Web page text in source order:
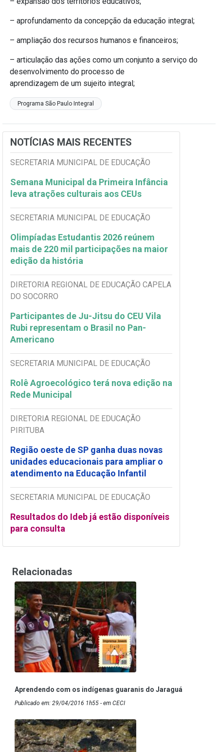
– aprofundamento da concepção da educação integral;
– ampliação dos recursos humanos e financeiros;
– articulação das ações como um conjunto a serviço do
desenvolvimento do processo de
aprendizagem de um sujeito integral;
Programa São Paulo Integral
NOTÍCIAS MAIS RECENTES
SECRETARIA MUNICIPAL DE EDUCAÇÃO
Semana Municipal da Primeira Infância
leva atrações culturais aos CEUs
SECRETARIA MUNICIPAL DE EDUCAÇÃO
Olimpíadas Estudantis 2026 reúnem
mais de 220 mil participações na maior
edição da história
DIRETORIA REGIONAL DE EDUCAÇÃO CAPELA
DO SOCORRO
Participantes de Ju-Jitsu do CEU Vila
Rubi representam o Brasil no Pan-
Americano
SECRETARIA MUNICIPAL DE EDUCAÇÃO
Rolê Agroecológico terá nova edição na
Rede Municipal
DIRETORIA REGIONAL DE EDUCAÇÃO
PIRITUBA
Região oeste de SP ganha duas novas
unidades educacionais para ampliar o
atendimento na Educação Infantil
SECRETARIA MUNICIPAL DE EDUCAÇÃO
Resultados do Ideb já estão disponíveis
para consulta
Relacionadas
Aprendendo com os indígenas guaranis do Jaraguá
Publicado em: 29/04/2016 1h55 - em CECI